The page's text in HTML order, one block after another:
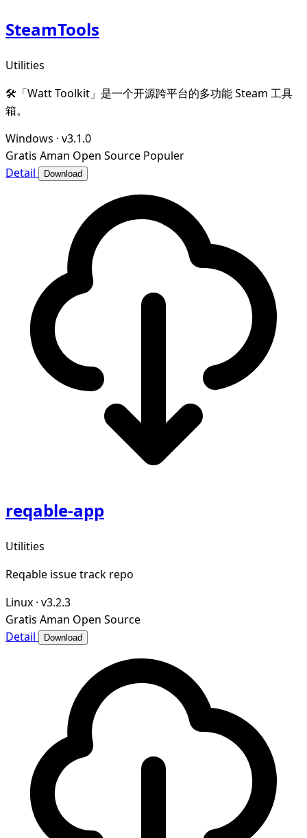
SteamTools
Utilities
🛠「Watt Toolkit」是一个开源跨平台的多功能 Steam 工具
箱。
Windows · v3.1.0
Gratis Aman Open Source Populer
Detail
Download
reqable-app
Utilities
Reqable issue track repo
Linux · v3.2.3
Gratis Aman Open Source
Detail
Download